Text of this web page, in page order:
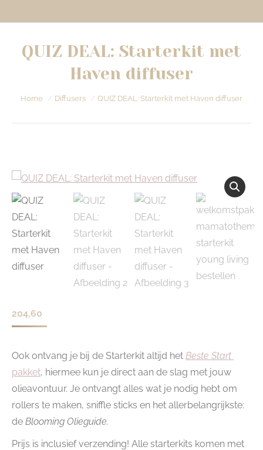
QUIZ DEAL: Starterkit met
Haven diffuser
Je bent hier:
Home Diffusers QUIZ DEAL: Starterkit met Haven diffuser
204,60
Ook ontvang je bij de Starterkit altijd het Beste Start
pakket, hiermee kun je direct aan de slag met jouw
olieavontuur. Je ontvangt alles wat je nodig hebt om
rollers te maken, sniffle sticks en het allerbelangrijkste:
de Blooming Olieguide.
Prijs is inclusief verzending! Alle starterkits komen met